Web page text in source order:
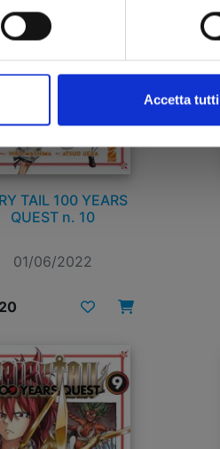
Accetta tutti
TAIL 100 YEARS
QUEST n. 10
01/06/2022